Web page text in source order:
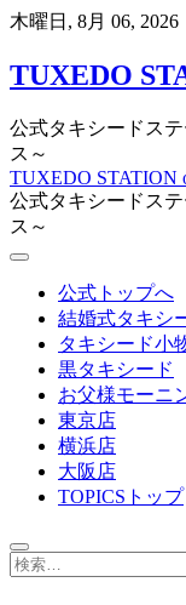
Skip
content
木曜日, 8月 06, 2026
TUXEDO
公式タキシードス
ス～
TUXEDO STATION
公式タキシードス
ス～
公式トップへ
結婚式タキシ
タキシード小
黒タキシード
お父様モーニ
東京店
横浜店
大阪店
TOPICSトップ
検